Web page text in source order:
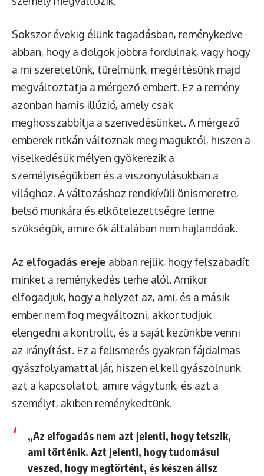
Sokszor évekig élünk tagadásban, reménykedve
abban, hogy a dolgok jobbra fordulnak, vagy hogy
a mi szeretetünk, türelmünk, megértésünk majd
megváltoztatja a mérgező embert. Ez a remény
azonban hamis illúzió, amely csak
meghosszabbítja a szenvedésünket. A mérgező
emberek ritkán változnak meg maguktól, hiszen a
viselkedésük mélyen gyökerezik a
személyiségükben és a viszonyulásukban a
világhoz. A változáshoz rendkívüli önismeretre,
belső munkára és elkötelezettségre lenne
szükségük, amire ők általában nem hajlandóak.
Az elfogadás ereje abban rejlik, hogy felszabadít
minket a reménykedés terhe alól. Amikor
elfogadjuk, hogy a helyzet az, ami, és a másik
ember nem fog megváltozni, akkor tudjuk
elengedni a kontrollt, és a saját kezünkbe venni
az irányítást. Ez a felismerés gyakran fájdalmas
gyászfolyamattal jár, hiszen el kell gyászolnunk
azt a kapcsolatot, amire vágytunk, és azt a
személyt, akiben reménykedtünk.
„Az elfogadás nem azt jelenti, hogy tetszik,
ami történik. Azt jelenti, hogy tudomásul
veszed, hogy megtörtént, és készen állsz